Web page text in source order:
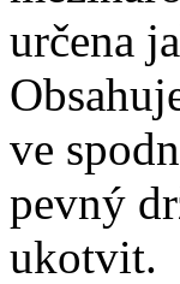
určena
ve
pevný
ukotvit.